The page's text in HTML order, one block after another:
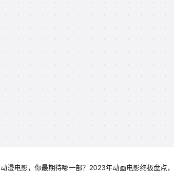
漫电影，你最期待哪一部？2023年动画电影终极盘点